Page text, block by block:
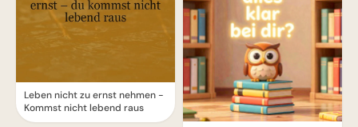
Leben nicht zu ernst nehmen -
Kommst nicht lebend raus